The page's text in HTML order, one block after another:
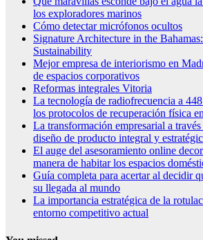
los exploradores marinos
Cómo detectar micrófonos ocultos
Signature Architecture in the
Sustainability
Mejor empresa de interiorismo en
de espacios corporativos
Reformas integrales Vitoria
La tecnología de radiofrecuencia a
los protocolos de recuperación física
La transformación empresarial a
diseño de producto integral y
El auge del asesoramiento online
manera de habitar los espacios
Guía completa para acertar al decidir
su llegada al mundo
La importancia estratégica de la
entorno competitivo actual